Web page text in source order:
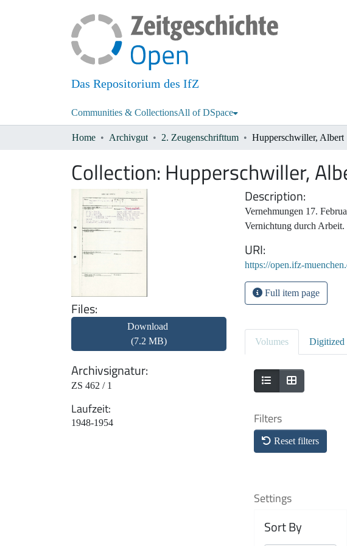
Das Repositorium des IfZ
Communities & CollectionsAll of DSpace
Home Archivgut 2. Zeugenschrifttum Hupperschwiller, Albert
Collection: Hupperschwiller,
Files
Download
(7.2 MB)
Archivsignatur
ZS 462 / 1
Laufzeit
1948-1954
Description
Vernehmungen 17.
Vernichtung durch Arbeit.
URI
https://open.ifz-
Full item page
Volumes Digitized
Filters
Reset filters
Settings
Sort By